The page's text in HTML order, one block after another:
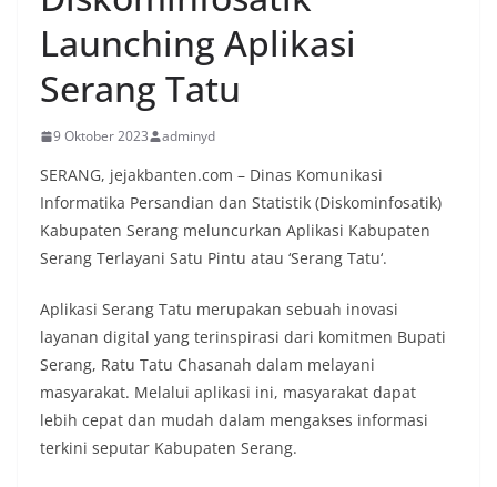
Launching Aplikasi
Serang Tatu
9 Oktober 2023 adminyd
SERANG, jejakbanten.com – Dinas Komunikasi
Informatika Persandian dan Statistik (Diskominfosatik)
Kabupaten Serang meluncurkan Aplikasi Kabupaten
Serang Terlayani Satu Pintu atau ‘Serang Tatu‘.
Aplikasi Serang Tatu merupakan sebuah inovasi
layanan digital yang terinspirasi dari komitmen Bupati
Serang, Ratu Tatu Chasanah dalam melayani
masyarakat. Melalui aplikasi ini, masyarakat dapat
lebih cepat dan mudah dalam mengakses informasi
terkini seputar Kabupaten Serang.